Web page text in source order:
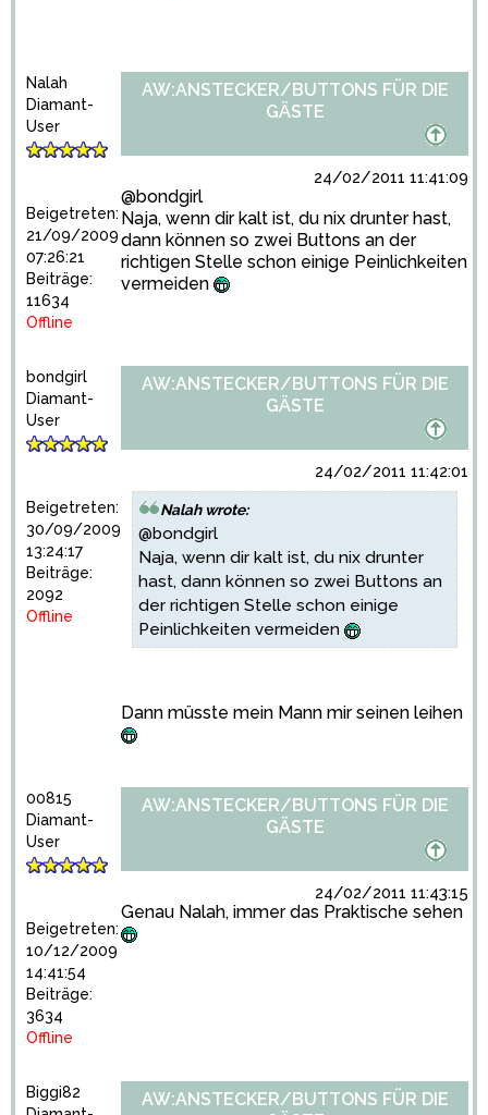
Nalah
Diamant-
User
Beigetreten:
21/09/2009
07:26:21
Beiträge:
11634
Offline
AW:ANSTECKER/BUTTONS FÜR DIE
GÄSTE
24/02/2011 11:41:09
@bondgirl
Naja, wenn dir kalt ist, du nix drunter hast,
dann können so zwei Buttons an der
richtigen Stelle schon einige Peinlichkeiten
vermeiden
bondgirl
Diamant-
User
Beigetreten:
30/09/2009
13:24:17
Beiträge:
2092
Offline
AW:ANSTECKER/BUTTONS FÜR DIE
GÄSTE
24/02/2011 11:42:01
Nalah wrote:
@bondgirl
Naja, wenn dir kalt ist, du nix drunter
hast, dann können so zwei Buttons an
der richtigen Stelle schon einige
Peinlichkeiten vermeiden
Dann müsste mein Mann mir seinen leihen
00815
Diamant-
User
Beigetreten:
10/12/2009
14:41:54
Beiträge:
3634
Offline
AW:ANSTECKER/BUTTONS FÜR DIE
GÄSTE
24/02/2011 11:43:15
Genau Nalah, immer das Praktische sehen
Biggi82
AW:ANSTECKER/BUTTONS FÜR DIE